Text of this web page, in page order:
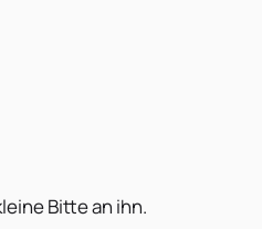
Bitte an ihn.